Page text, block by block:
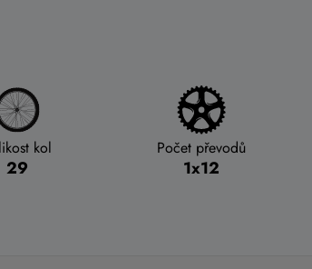
kol
29
Počet převodů
1x12